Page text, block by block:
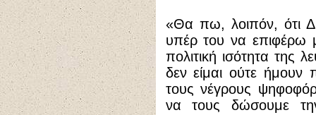
«Θα πω, λοιπόν,
υπέρ του να επιφέρω
πολιτική ισότητα της
δεν είμαι ούτε
τους νέγρους
να τους δώσουμε την